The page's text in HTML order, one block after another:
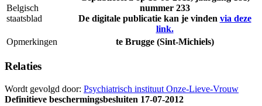
Belgisch
staatsblad
nummer 233
De digitale publicatie kan je vinden via deze
link.
Opmerkingen
te Brugge (Sint-Michiels)
Relaties
Wordt gevolgd door: Psychiatrisch instituut Onze-Lieve-Vrouw
Definitieve beschermingsbesluiten 17-07-2012